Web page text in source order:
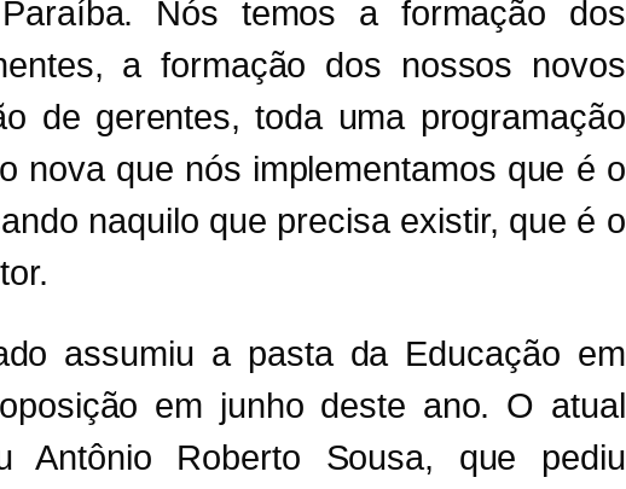
Nós temos a formação dos
a formação dos nossos novos
de gerentes, toda uma programação
nova que nós implementamos que é o
naquilo que precisa existir, que é o
assumiu a pasta da Educação em
em junho deste ano. O atual
Antônio Roberto Sousa, que pediu